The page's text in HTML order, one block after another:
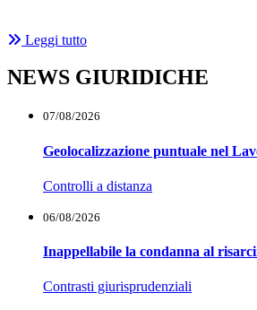
Leggi tutto
NEWS GIURIDICHE
07/08/2026
Geolocalizzazione puntuale nel
Controlli a distanza
06/08/2026
Inappellabile la condanna al
Contrasti giurisprudenziali